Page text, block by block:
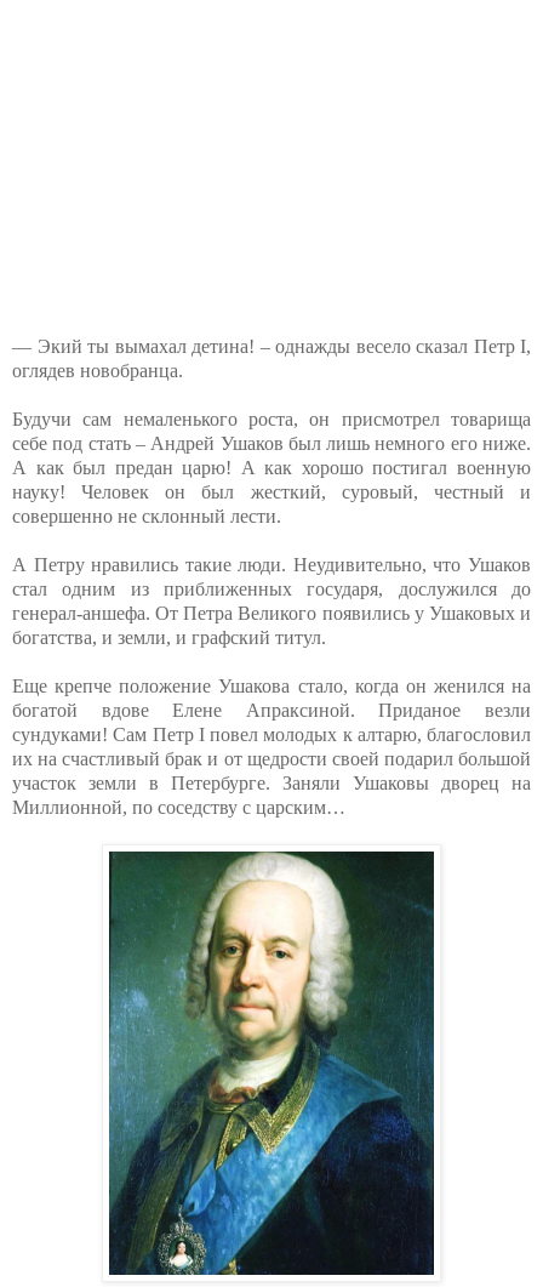
— Экий ты вымахал детина! – однажды весело сказал Петр I,
оглядев новобранца.
Будучи сам немаленького роста, он присмотрел товарища
себе под стать – Андрей Ушаков был лишь немного его ниже.
А как был предан царю! А как хорошо постигал военную
науку! Человек он был жесткий, суровый, честный и
совершенно не склонный лести.
А Петру нравились такие люди. Неудивительно, что Ушаков
стал одним из приближенных государя, дослужился до
генерал-аншефа. От Петра Великого появились у Ушаковых и
богатства, и земли, и графский титул.
Еще крепче положение Ушакова стало, когда он женился на
богатой вдове Елене Апраксиной. Приданое везли
сундуками! Сам Петр I повел молодых к алтарю, благословил
их на счастливый брак и от щедрости своей подарил большой
участок земли в Петербурге. Заняли Ушаковы дворец на
Миллионной, по соседству с царским…